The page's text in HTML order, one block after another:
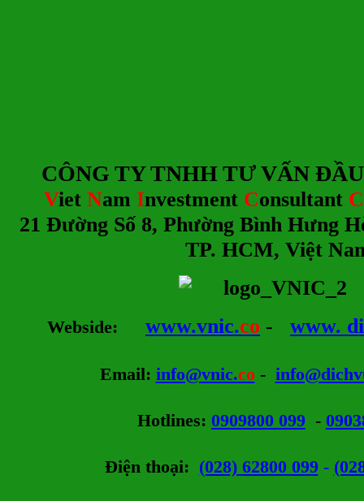
CÔNG TY TNHH TƯVẤN
Viet Nam Investment Consultant
21 Đường Số 8, Phường Bình Hưng
TP. HCM, Việt
Webside: www.vnic.co - www.
Email: info@vnic.co-
Hotlines: 0909800 099 -
Điện thoại: (028) 62800 099-